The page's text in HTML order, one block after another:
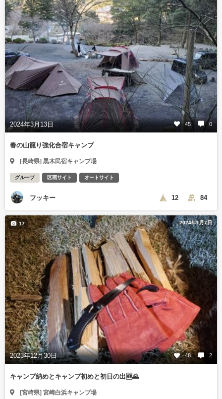
2024年3月13日 45 0
春の山籠り強化合宿キャンプ
[長崎県] 黒木民宿キャンプ場
グループ 区画サイト オートサイト
フッキー 12 84
2024年1月7日
2023年12月30日 48 2
17
キャンプ納めとキャンプ初めと初日の出🆕🌄
[宮崎県] 宮崎白浜キャンプ場